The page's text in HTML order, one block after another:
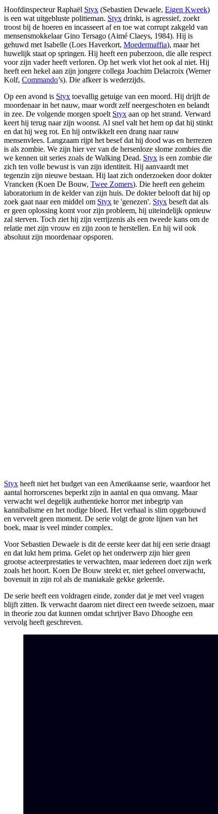
Hoofdinspecteur Raphaël Styx (Sebastien Dewaele, Eigen Kweek)
is een wat uitgebluste politieman. Styx drinkt, is agressief, zoekt
troost bij de hoeren en incasseert af en toe wat corrupt zakgeld van
mensensmokkelaar Gino Tersago (Aimé Claeys, 1984). Hij is
gehuwd met Isabelle (Loes Haverkort, Moedermaffia), maar het
huwelijk staat op springen. Hij heeft een puberzoon, die alle respect
voor zijn vader heeft verloren. Op het werk vlot het ook al niet. Hij
heeft een hekel aan zijn jongere collega Joachim Delacroix (Werner
Kolf, Commando’s). Die afkeer is wederzijds.
Op een avond is Styx toevallig getuige van een moord. Hij drijft de
moordenaar in het nauw, maar wordt zelf neergeschoten en belandt
in zee. De volgende morgen spoelt Styx aan op het strand. Verward
keert hij terug naar zijn woonst. Al snel valt het hem op dat hij stinkt
en dat hij weg rot. En hij ontwikkelt een drang naar rauw
mensenvlees. Langzaam rijpt het besef dat hij dood was en herrezen
is als zombie. We zijn hier ver van de hersenloze slome zombies die
we kennen uit series zoals de Walking Dead. Styx is een zombie die
zich ten volle bewust is van zijn identiteit. Hij aanvaardt met
tegenzin zijn nieuwe bestaan. Hij laat zich onderzoeken door dokter
Vrancken (Koen De Bouw, Twee Zomers). Die heeft een geheim
laboratorium in de kelder van zijn huis. De dokter belooft dat hij op
zoek gaat naar een middel om Styx te 'genezen'. Styx beseft dat als
er geen oplossing komt voor zijn probleem, hij uiteindelijk opnieuw
zal sterven. Toch ziet hij zijn verrijzenis als een tweede kans om de
relatie met zijn vrouw en zijn zoon te herstellen. En hij wil ook
absoluut zijn moordenaar opsporen.
Styx heeft niet het budget van een Amerikaanse serie, waardoor het
aantal horrorscenes beperkt zijn in aantal en qua omvang. Maar
verwacht wel degelijk authentieke horror met inbegrip van
kannibalisme en het nodige bloed. Het verhaal is slim opgebouwd
en verveelt geen moment. De serie volgt de grote lijnen van het
boek, maar is veel minder complex.
Voor Sebastien Dewaele is dit de eerste keer dat hij een serie draagt
en dat lukt hem prima. Gelet op het onderwerp zijn hier geen
grootse acteerprestaties te verwachten, maar iedereen doet zijn werk
zoals het hoort. Koen De Bouw steekt er, niet geheel onverwacht,
bovenuit in zijn rol als de maniakale gekke geleerde.
De serie heeft een voldragen einde, zonder dat je met veel vragen
blijft zitten. Ik verwacht daarom niet direct een tweede seizoen, maar
in theorie zou dat kunnen omdat schrijver Bavo Dhooghe een
vervolg heeft geschreven.